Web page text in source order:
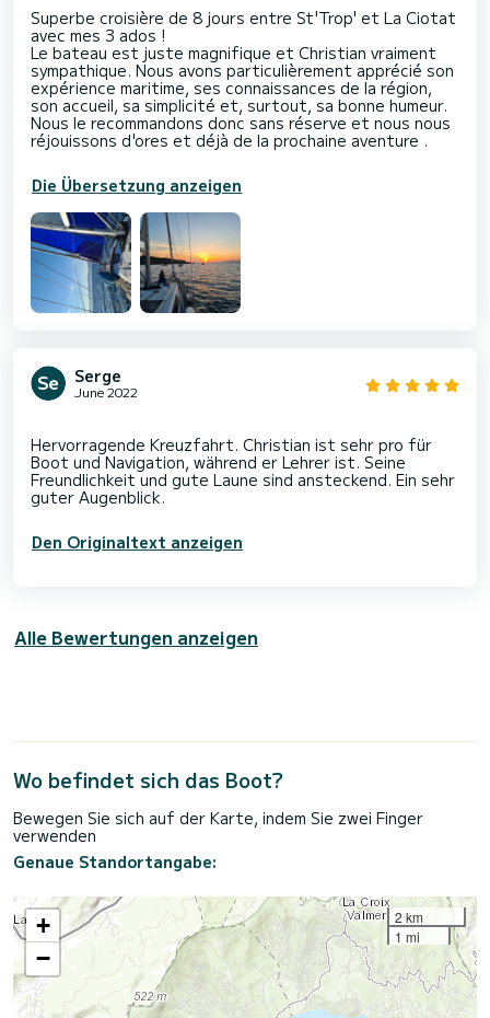
Superbe croisière de 8 jours entre St'Trop' et La Ciotat
avec mes 3 ados !
Le bateau est juste magnifique et Christian vraiment
sympathique. Nous avons particulièrement apprécié son
expérience maritime, ses connaissances de la région,
son accueil, sa simplicité et, surtout, sa bonne humeur.
Nous le recommandons donc sans réserve et nous nous
réjouissons d'ores et déjà de la prochaine aventure .
Die Übersetzung anzeigen
Serge
June 2022
Hervorragende Kreuzfahrt. Christian ist sehr pro für
Boot und Navigation, während er Lehrer ist. Seine
Freundlichkeit und gute Laune sind ansteckend. Ein sehr
Den Originaltext anzeigen
Alle Bewertungen anzeigen
Wo befindet sich das Boot?
Bewegen Sie sich auf der Karte, indem Sie zwei Finger
verwenden
Genaue Standortangabe:
+
−
2 km
1 mi